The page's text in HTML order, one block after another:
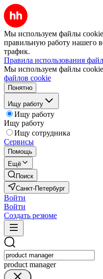
Мы используем файлы
правильную работу нашего
трафик.
Правила использования
Мы используем файлы
файлов cookie
Понятно
Ищу работу
Ищу работу
Ищу работу
Ищу сотрудника
Сервисы
Помощь
Ещё
Поиск
Санкт-Петербург
Войти
Войти
Создать резюме
product manager